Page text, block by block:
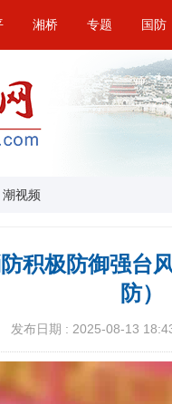
湘桥 专题 国防
潮视频
积极防御强台
防）
发布日期 : 2025-08-13